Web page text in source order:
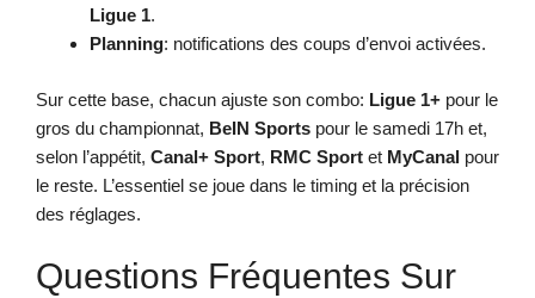
Ligue 1.
Planning: notifications des coups d’envoi activées.
Sur cette base, chacun ajuste son combo: Ligue 1+ pour le
gros du championnat, BeIN Sports pour le samedi 17h et,
selon l’appétit, Canal+ Sport, RMC Sport et MyCanal pour
le reste. L’essentiel se joue dans le timing et la précision
des réglages.
Questions Fréquentes Sur